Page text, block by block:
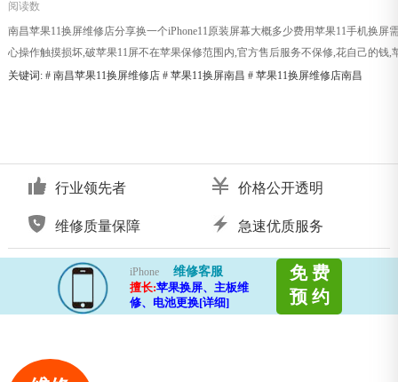
阅读数
南昌苹果11换屏维修店分享换一个iPhone11原装屏幕大概多少费用苹果11手机换
心操作触摸损坏,破苹果11屏不在苹果保修范围内,官方售后服务不保修,花自己的钱,
关键词: # 南昌苹果11换屏维修店# 苹果11换屏南昌 # 苹果11换屏维修店南昌
行业领先者 价格公开透明
维修质量保障 急速优质服务
iPhone
维修客服
擅长:苹果换屏、主板维
修、电池更换[详细]
免 费
预 约